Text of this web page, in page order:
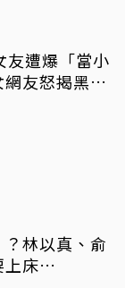
友遭爆「當小
友怒揭黑歷
林以真、俞
上床…